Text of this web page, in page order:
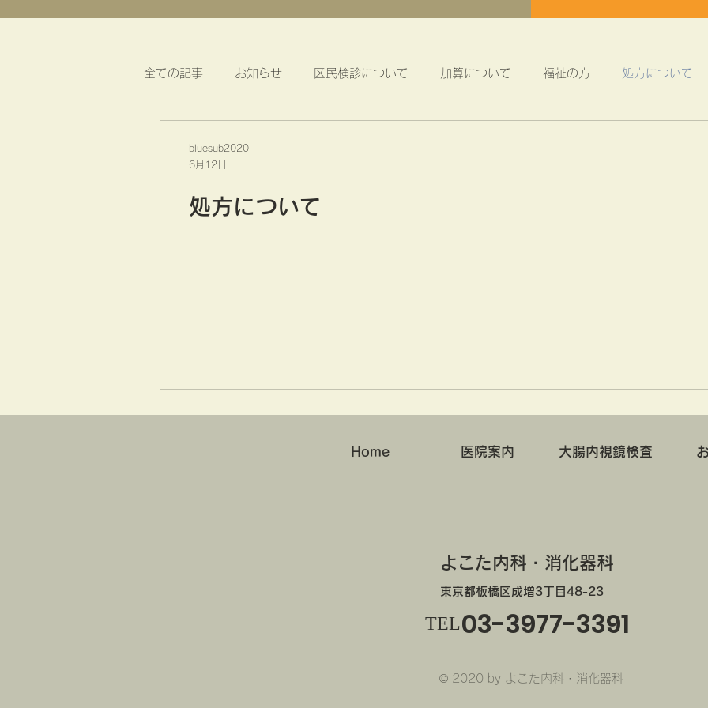
全ての記事 お知らせ 区民検診について 加算について 福祉の方 処方について
処方について
bluesub2020
6月12日
Home 医院案内 大腸内視鏡検査
よこた内科・消化器科
東京都板橋区成増3丁目48-23
TEL03-3977-3391
© 2020 by よこた内科・消化器科